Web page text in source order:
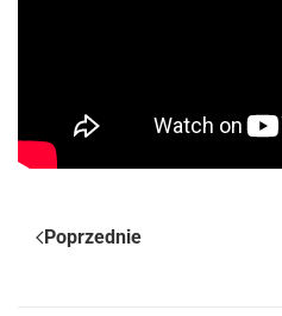
Poprzednie